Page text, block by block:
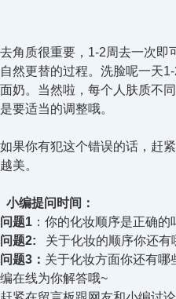
去角质很重要，1-2周去一次即
自然更替的过程。洗脸呢一天
面奶。当然啦，每个人肤质不
是要适当的调整哦。
如果你有犯这个错误的话，赶
越美。
小编提问时间：
问题1 ：你的化妆顺序是正确的
问题2: 关于化妆的顺序你还有
问题3： 关于化妆方面你还有哪
编在线为你解答哦~